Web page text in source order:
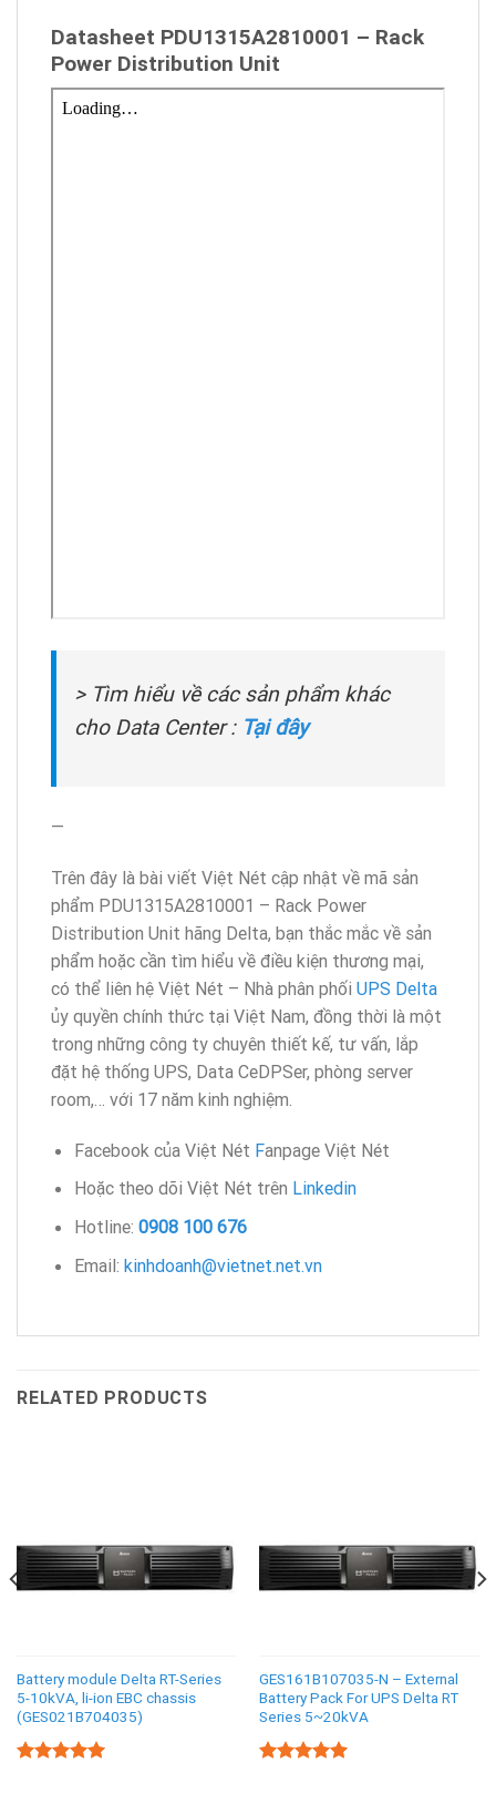
Datasheet PDU1315A2810001 – Rack
Power Distribution Unit
> Tìm hiểu về các sản phẩm khác
cho Data Center : Tại đây
—
Trên đây là bài viết Việt Nét cập nhật về mã sản
phẩm PDU1315A2810001 – Rack Power
Distribution Unit hãng Delta, bạn thắc mắc về sản
phẩm hoặc cần tìm hiểu về điều kiện thương mại,
có thể liên hệ Việt Nét – Nhà phân phối UPS Delta
ủy quyền chính thức tại Việt Nam, đồng thời là một
trong những công ty chuyên thiết kế, tư vấn, lắp
đặt hệ thống UPS, Data CeDPSer, phòng server
room,… với 17 năm kinh nghiệm.
Facebook của Việt Nét Fanpage Việt Nét
Hoặc theo dõi Việt Nét trên Linkedin
Hotline: 0908 100 676
Email: kinhdoanh@vietnet.net.vn
RELATED PRODUCTS
Battery module Delta RT-Series
5-10kVA, li-ion EBC chassis
(GES021B704035)
GES161B107035-N – External
Battery Pack For UPS Delta RT
Series 5~20kVA